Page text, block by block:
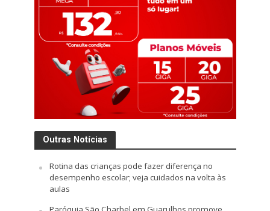
Outras Notícias
Rotina das crianças pode fazer diferença no
desempenho escolar; veja cuidados na volta às
aulas